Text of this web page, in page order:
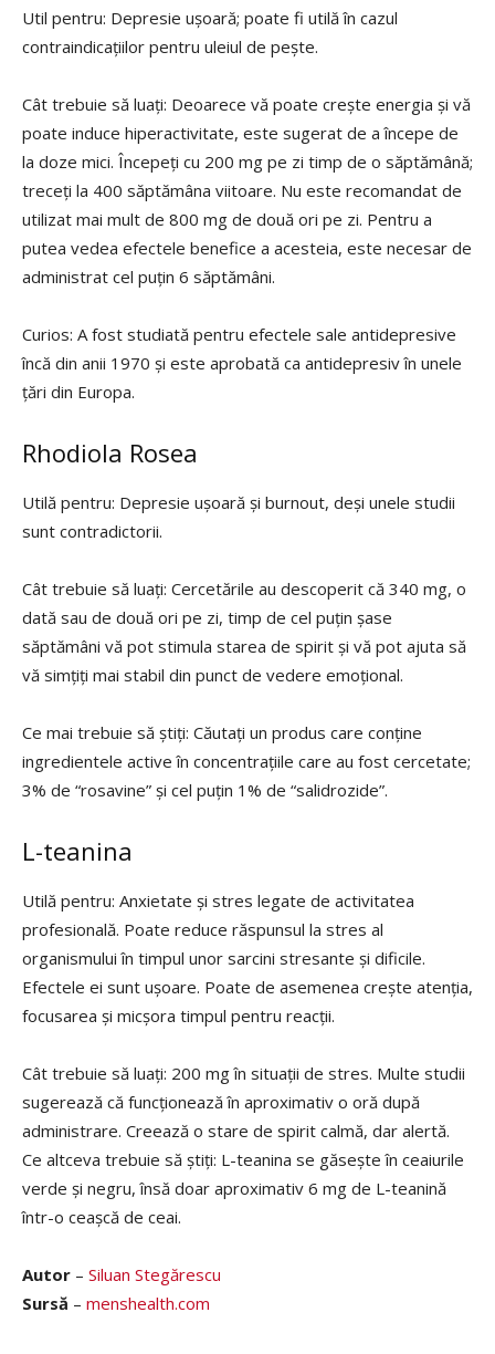
Util pentru: Depresie ușoară; poate fi utilă în cazul
contraindicațiilor pentru uleiul de pește.
Cât trebuie să luați: Deoarece vă poate crește energia și vă
poate induce hiperactivitate, este sugerat de a începe de
la doze mici. Începeți cu 200 mg pe zi timp de o săptămână;
treceți la 400 săptămâna viitoare. Nu este recomandat de
utilizat mai mult de 800 mg de două ori pe zi. Pentru a
putea vedea efectele benefice a acesteia, este necesar de
administrat cel puțin 6 săptămâni.
Curios: A fost studiată pentru efectele sale antidepresive
încă din anii 1970 și este aprobată ca antidepresiv în unele
țări din Europa.
Rhodiola Rosea
Utilă pentru: Depresie ușoară și burnout, deși unele studii
sunt contradictorii.
Cât trebuie să luați: Cercetările au descoperit că 340 mg, o
dată sau de două ori pe zi, timp de cel puțin șase
săptămâni vă pot stimula starea de spirit și vă pot ajuta să
vă simțiți mai stabil din punct de vedere emoțional.
Ce mai trebuie să știți: Căutați un produs care conține
ingredientele active în concentrațiile care au fost cercetate;
3% de “rosavine” și cel puțin 1% de “salidrozide”.
L-teanina
Utilă pentru: Anxietate și stres legate de activitatea
profesională. Poate reduce răspunsul la stres al
organismului în timpul unor sarcini stresante și dificile.
Efectele ei sunt ușoare. Poate de asemenea crește atenția,
focusarea și micșora timpul pentru reacții.
Cât trebuie să luați: 200 mg în situații de stres. Multe studii
sugerează că funcționează în aproximativ o oră după
administrare. Creează o stare de spirit calmă, dar alertă.
Ce altceva trebuie să știți: L-teanina se găsește în ceaiurile
verde și negru, însă doar aproximativ 6 mg de L-teanină
într-o ceașcă de ceai.
Autor – Siluan Stegărescu
Sursă – menshealth.com